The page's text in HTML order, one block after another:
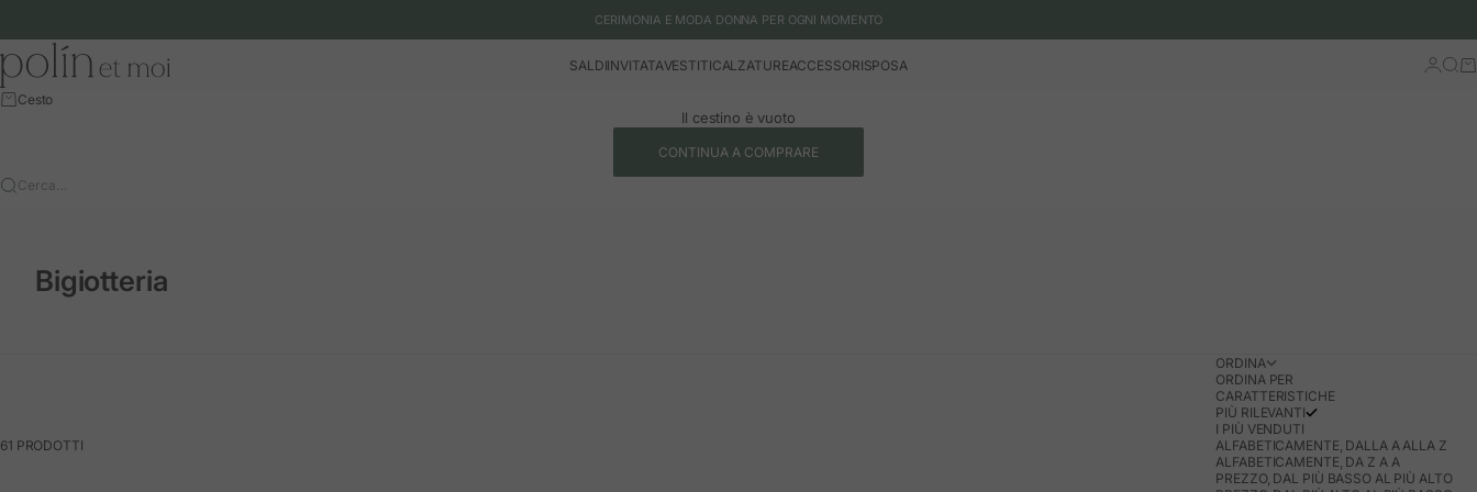
CERIMONIA E MODA DONNA PER OGNI MOMENTO
Polín et moi - EU
SALDIINVITATAVESTITICALZATUREACCESSORISPOSA Accedi
Cesto
Il cestino è vuoto
CONTINUA A COMPRARE
Cerca…
Bigiotteria
61 PRODOTTI
ORDINA
ORDINA PER
CARATTERISTICHE
PIÙ RILEVANTI
I PIÙ VENDUTI
ALFABETICAMENTE, DALLA A ALLA Z
ALFABETICAMENTE, DA Z A A
PREZZO, DAL PIÙ BASSO AL PIÙ ALTO